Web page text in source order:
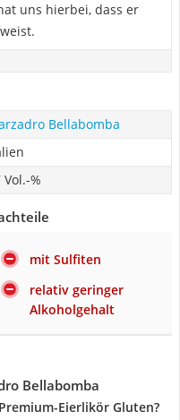
uns hierbei, dass er
Bellabomba
Vol.-%
mit Sulfiten
relativ geringer
Alkoholgehalt
Bellabomba
Eierlikör Gluten?